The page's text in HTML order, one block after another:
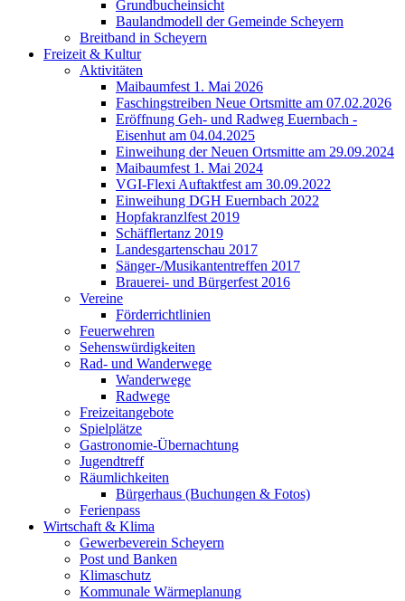
Grundbucheinsicht
Baulandmodell der Gemeinde Scheyern
Breitband in Scheyern
Freizeit & Kultur
Aktivitäten
Maibaumfest 1. Mai 2026
Faschingstreiben Neue Ortsmitte am 07.02.2026
Eröffnung Geh- und Radweg Euernbach -
Eisenhut am 04.04.2025
Einweihung der Neuen Ortsmitte am 29.09.2024
Maibaumfest 1. Mai 2024
VGI-Flexi Auftaktfest am 30.09.2022
Einweihung DGH Euernbach 2022
Hopfakranzlfest 2019
Schäfflertanz 2019
Landesgartenschau 2017
Sänger-/Musikantentreffen 2017
Brauerei- und Bürgerfest 2016
Vereine
Förderrichtlinien
Feuerwehren
Sehenswürdigkeiten
Rad- und Wanderwege
Wanderwege
Radwege
Freizeitangebote
Spielplätze
Gastronomie-Übernachtung
Jugendtreff
Räumlichkeiten
Bürgerhaus (Buchungen & Fotos)
Ferienpass
Wirtschaft & Klima
Gewerbeverein Scheyern
Post und Banken
Klimaschutz
Kommunale Wärmeplanung